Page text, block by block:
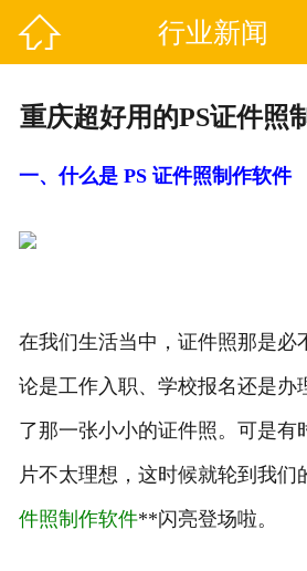
 行业新闻
重庆超好用的PS证件照
一、什么是 PS 证件照制作软件
在我们生活当中，证件照那是必
论是工作入职、学校报名还是办
了那一张小小的证件照。可是有
片不太理想，这时候就轮到我
件照制作软件**闪亮登场啦。